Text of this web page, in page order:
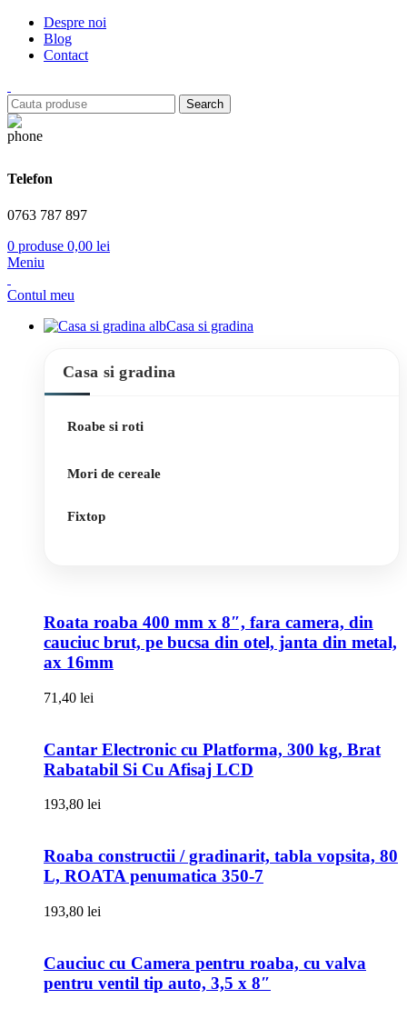
Despre noi
Blog
Contact
Search
Telefon
0763 787 897
0 produse 0,00 lei
Meniu
Contul meu
Casa si gradina
Casa si gradina
Roabe si roti
Mori de cereale
Fixtop
Roata roaba 400 mm x 8″, fara camera, din
cauciuc brut, pe bucsa din otel, janta din metal,
ax 16mm
71,40 lei
Cantar Electronic cu Platforma, 300 kg, Brat
Rabatabil Si Cu Afisaj LCD
193,80 lei
Roaba constructii / gradinarit, tabla vopsita, 80
L, ROATA penumatica 350-7
193,80 lei
Cauciuc cu Camera pentru roaba, cu valva
pentru ventil tip auto, 3,5 x 8″